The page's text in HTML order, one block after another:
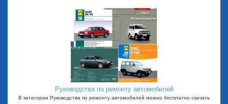
Руководства по ремонту автомобилей
В категории Руководства по ремонту автомобилей можно бесплатно скачать